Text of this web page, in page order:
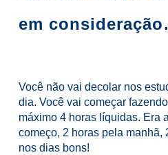
em
Você não vai decolar nos
dia. Você vai começar
máximo 4 horas líquidas. Era
começo, 2 horas pela manhã,
nos dias bons!